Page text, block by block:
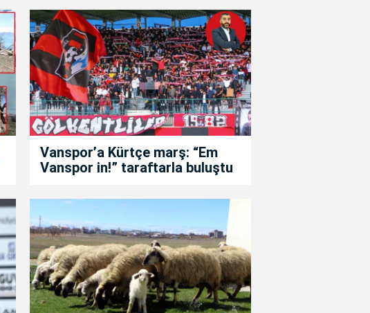
Vanspor’a Kürtçe marş: “Em
Vanspor in!” taraftarla buluştu